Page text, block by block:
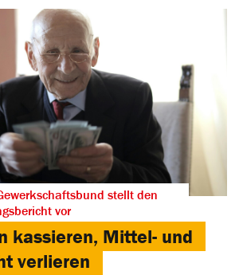
stellt den
vor
kassieren, Mittel- und
verlieren